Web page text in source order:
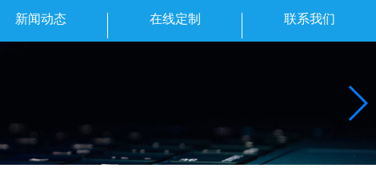
新闻动态 在线定制 联系我们